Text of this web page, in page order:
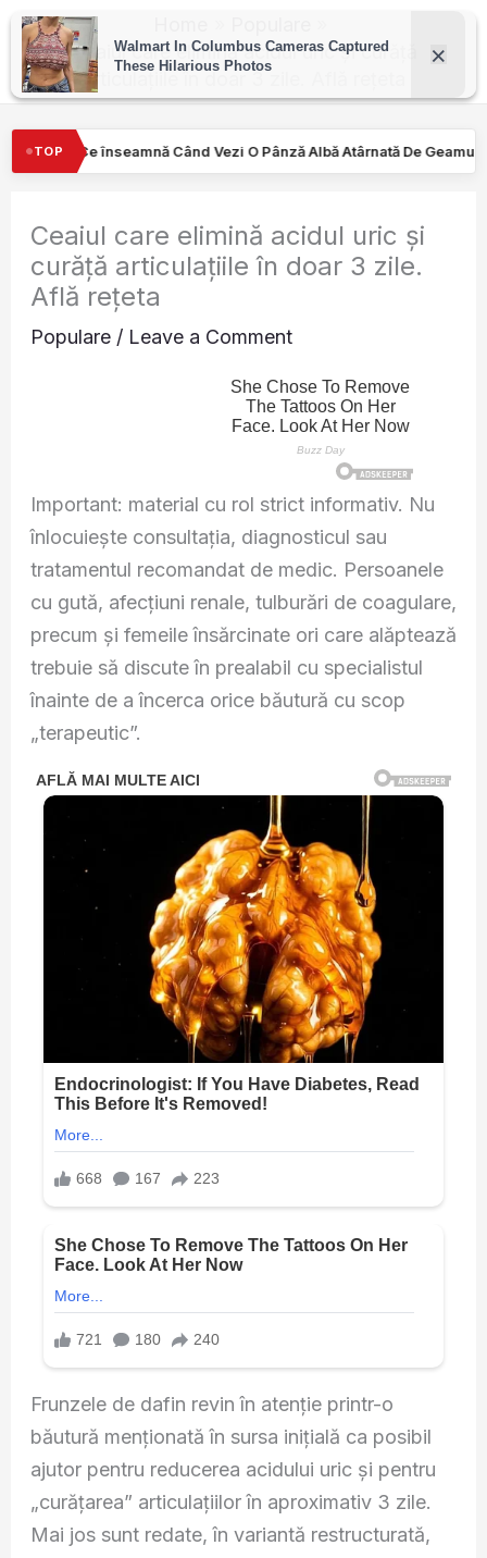
Skip
content
Ceaiul care elimină acidul uric și curăță
articulațiile în doar 3 zile. Află rețeta
TOP
Vezi O Pânză Albă Atârnată De Geamul Unei Mașini. Semnalul…
Ceaiul care elimină acidul uric și
curăță articulațiile în doar 3 zile.
Află rețeta
Populare/ Leave a Comment
Important: material cu rol strict informativ. Nu
înlocuiește consultația, diagnosticul sau
tratamentul recomandat de medic. Persoanele
cu gută, afecțiuni renale, tulburări de coagulare,
precum și femeile însărcinate ori care alăptează
trebuie să discute în prealabil cu specialistul
înainte de a încerca orice băutură cu scop
„terapeutic”.
Frunzele de dafin revin în atenție printr-o
băutură menționată în sursa inițială ca posibil
ajutor pentru reducerea acidului uric și pentru
„curățarea” articulațiilor în aproximativ 3 zile.
Mai jos sunt redate, în variantă restructurată,